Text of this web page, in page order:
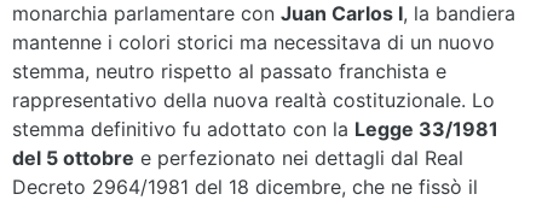
monarchia parlamentare con Juan Carlos I, la bandiera
mantenne i colori storici ma necessitava di un nuovo
stemma, neutro rispetto al passato franchista e
rappresentativo della nuova realtà costituzionale. Lo
stemma definitivo fu adottato con la Legge 33/1981
del 5 ottobre e perfezionato nei dettagli dal Real
Decreto 2964/1981 del 18 dicembre, che ne fissò il